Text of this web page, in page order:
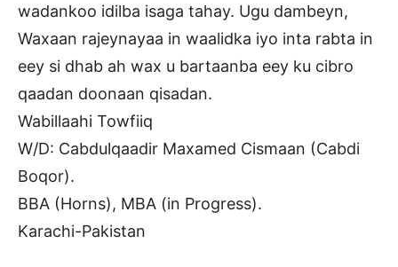
wadankoo idilba isaga tahay. Ugu dambeyn,
Waxaan rajeynayaa in waalidka iyo inta rabta in
eey si dhab ah wax u bartaanba eey ku cibro
qaadan doonaan qisadan.
Wabillaahi Towfiiq
W/D: Cabdulqaadir Maxamed Cismaan (Cabdi
Boqor).
BBA (Horns), MBA (in Progress).
Karachi-Pakistan